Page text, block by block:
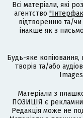
Всі матеріали, які
агентство
відтворенню та/
інакше як з
Будь-яке копіювання,
творів та/або
Матеріали з
ПОЗИЦІЯ є
Редакція може не